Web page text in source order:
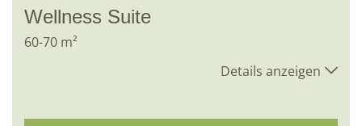
Wellness Suite
60-70 m²
Details anzeigen